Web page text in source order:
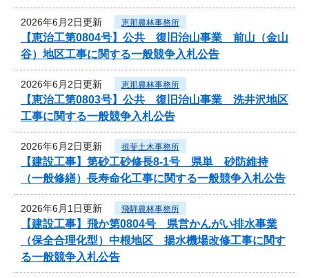
2026年6月2日更新 恵那農林事務所
【恵治工第0804号】公共 復旧治山事業 前山（金山
谷）地区工事に関する一般競争入札公告
2026年6月2日更新 恵那農林事務所
【恵治工第0803号】公共 復旧治山事業 洗井沢地区
工事に関する一般競争入札公告
2026年6月2日更新 揖斐土木事務所
【建設工事】第砂工砂修長8-1号 県単 砂防維持
（一般修繕）長寿命化工事に関する一般競争入札公告
2026年6月1日更新 飛騨農林事務所
【建設工事】飛か第0804号 県営かんがい排水事業
（保全合理化型）中根地区 揚水機場改修工事に関す
る一般競争入札公告